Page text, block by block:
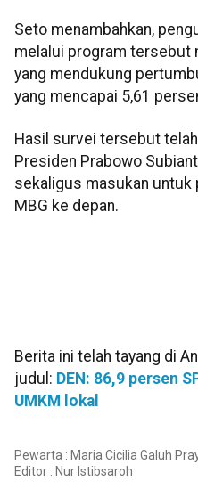
Seto menambahkan,
melalui program tersebut
yang mendukung
yang mencapai 5,61
Hasil survei tersebut
Presiden Prabowo
sekaligus masukan untuk
MBG ke depan.
Berita ini telah tayang di
judul: DEN: 86,9 persen
UMKM lokal
Pewarta : Maria Cicilia Galuh
Editor : Nur Istibsaroh